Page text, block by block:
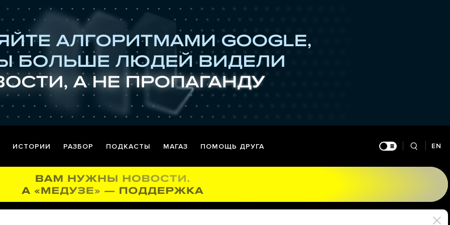
ИСТОРИИ РАЗБОР ПОДКАСТЫ МАГАЗ ПОМОЩЬ ДРУГА EN